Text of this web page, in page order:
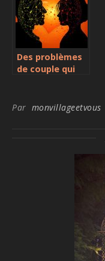
Des problèmes
de couple qui
Par monvillageetvous